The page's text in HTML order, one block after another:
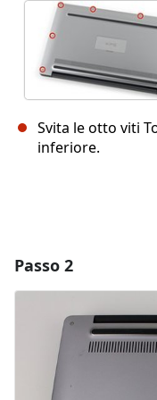
Svita le otto viti
inferiore.
Aggiungi
Passo 2